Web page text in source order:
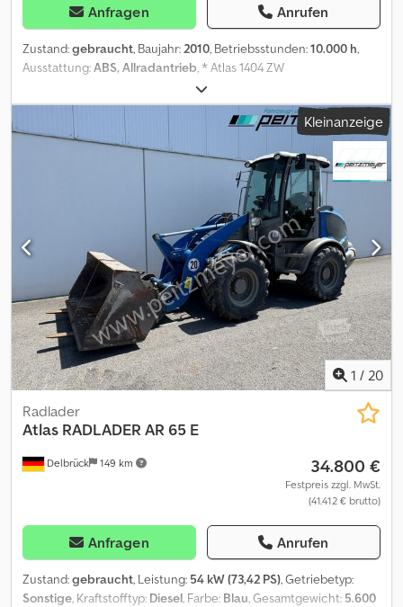
Anfragen Anrufen
Zustand:gebraucht, Baujahr:2010, Betriebsstunden:10.000 h,
Ausstattung:ABS, Allradantrieb, * Atlas 1404 ZW
Zweiwegebagger * Bj: 2010 * Bst: 10.000 h * hydr. Pratzen *
Rückfahrkamera Dodpfx Acszf T N Hjrokr * mehr Bilder und Videos
per Whatsapp * Angaben ohne Gewähr und Zwischenverkauf
vorbehalten.
Kleinanzeige
1 / 20
Delbrück 149 km
Radlader
Atlas RADLADER AR 65 E
34.800 €
Festpreis zzgl. MwSt.
(41.412 € brutto)
Anfragen Anrufen
Zustand:gebraucht, Leistung: 54 kW (73,42 PS), Getriebetyp:
Sonstige, Kraftstofftyp: Diesel, Farbe: Blau, Gesamtgewicht: 5.600